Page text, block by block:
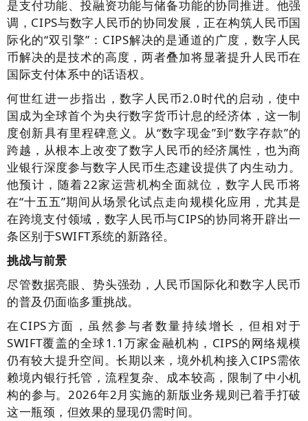
是支付功能、投融资功能与储备功能的协同推进。他强
调，CIPS与数字人民币的协同发展，正在构筑人民币国
际化的“双引擎”：CIPS解决的是通道的广度，数字人民
币解决的是技术的高度，两者叠加将显著提升人民币在
国际支付体系中的话语权。
何世红进一步指出，数字人民币2.0时代的启动，使中
国成为全球首个为央行数字货币计息的经济体，这一制
度创新具有里程碑意义。从“数字现金”到“数字存款”的
跨越，从根本上改变了数字人民币的经济属性，也为商
业银行深度参与数字人民币生态建设提供了内生动力。
他预计，随着22家运营机构全面就位，数字人民币将
在“十五五”期间从场景化试点走向规模化应用，尤其是
在跨境支付领域，数字人民币与CIPS的协同将开辟出一
条区别于SWIFT系统的新路径。
挑战与前景
尽管数据亮眼、势头强劲，人民币国际化和数字人民币
的普及仍面临多重挑战。
在CIPS方面，虽然参与者数量持续增长，但相对于
SWIFT覆盖的全球1.1万家金融机构，CIPS的网络规模
仍有较大提升空间。长期以来，境外机构接入CIPS需依
赖境内银行托管，流程复杂、成本较高，限制了中小机
构的参与。2026年2月实施的新版业务规则已着手打破
这一瓶颈，但效果的显现仍需时间。